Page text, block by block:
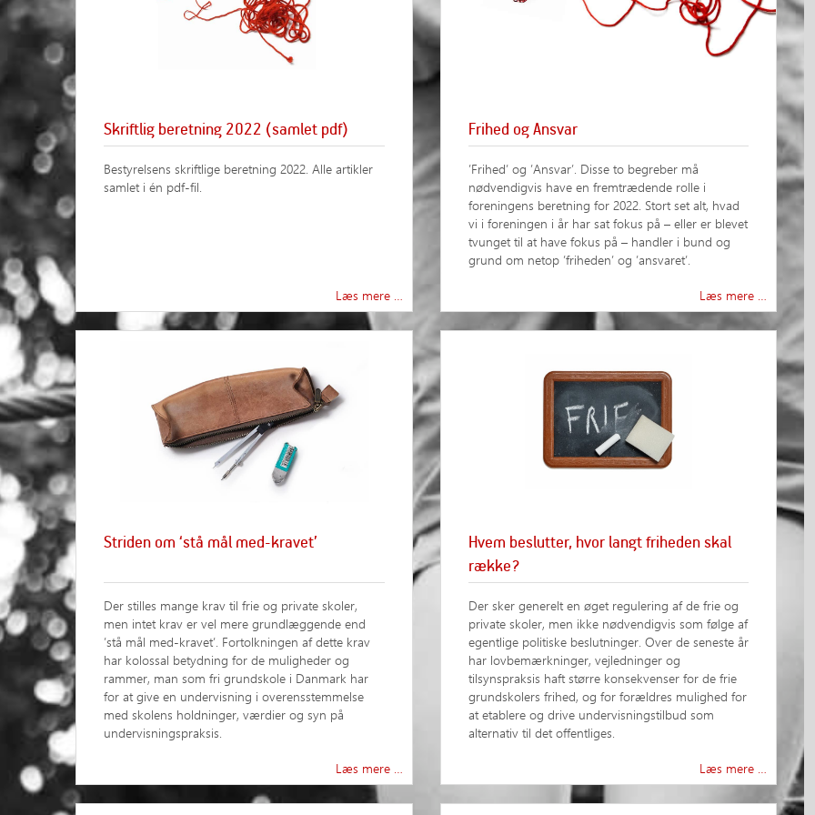
Skriftlig beretning 2022 (samlet pdf)
Bestyrelsens skriftlige beretning 2022. Alle artikler
samlet i én pdf-fil.
Læs mere …
Frihed og Ansvar
’Frihed’ og ’Ansvar’. Disse to begreber må
nødvendigvis have en fremtrædende rolle i
foreningens beretning for 2022. Stort set alt, hvad
vi i foreningen i år har sat fokus på – eller er blevet
tvunget til at have fokus på – handler i bund og
grund om netop ’friheden’ og ’ansvaret’.
Læs mere …
Striden om ‘stå mål med-kravet’
Der stilles mange krav til frie og private skoler,
men intet krav er vel mere grundlæggende end
’stå mål med-kravet’. Fortolkningen af dette krav
har kolossal betydning for de muligheder og
rammer, man som fri grundskole i Danmark har
for at give en undervisning i overensstemmelse
med skolens holdninger, værdier og syn på
undervisningspraksis.
Læs mere …
Hvem beslutter, hvor langt friheden skal
række?
Der sker generelt en øget regulering af de frie og
private skoler, men ikke nødvendigvis som følge af
egentlige politiske beslutninger. Over de seneste år
har lovbemærkninger, vejledninger og
tilsynspraksis haft større konsekvenser for de frie
grundskolers frihed, og for forældres mulighed for
at etablere og drive undervisningstilbud som
alternativ til det offentliges.
Læs mere …